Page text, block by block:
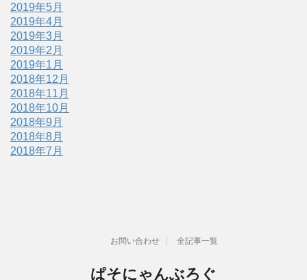
2019年5月
2019年4月
2019年3月
2019年2月
2019年1月
2018年12月
2018年11月
2018年10月
2018年9月
2018年8月
2018年7月
お問い合わせ 全記事一覧
ぱそにゃんぶろぐ